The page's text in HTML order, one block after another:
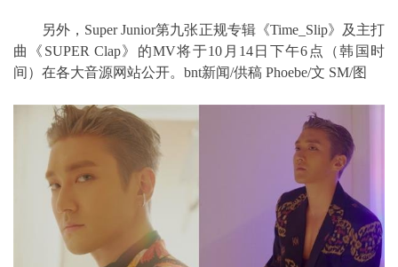
另外，Super Junior第九张正规专辑《Time_Slip》及主打
曲《SUPER Clap》的MV将于10月14日下午6点（韩国时
间）在各大音源网站公开。bnt新闻/供稿 Phoebe/文 SM/图